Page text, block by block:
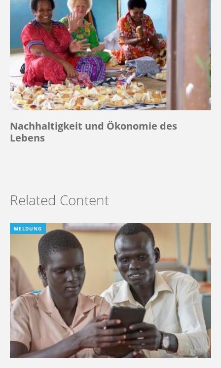
Nachhaltigkeit und Ökonomie des
Lebens
Related Content
MELDUNG